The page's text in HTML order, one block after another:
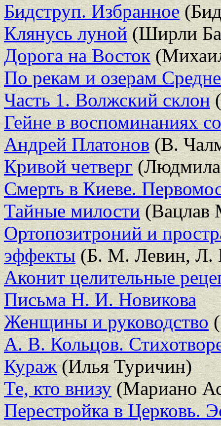
Бидструп. Избранное
Клянусь луной(Ширли
Дорога на Восток
По рекам и озерам
Часть 1. Волжский склон
Гейне в воспоминаниях
Андрей Платонов(В.
Кривой четверг
Смерть в Киеве.
Тайные милости(Вацлав
Ортопозитроний и
эффекты(Б. М. Левин, Л.
Аконит целительные
Письма Н. И. Новикова
Женщины и руководство
А. В. Кольцов.
Кураж(Илья Туричин)
Те, кто внизу(Мариано
Перестройка в Церковь.